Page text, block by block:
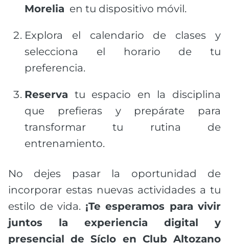
Morelia en tu dispositivo móvil.
Explora el calendario de clases y
selecciona el horario de tu
preferencia.
Reserva tu espacio en la disciplina
que prefieras y prepárate para
transformar tu rutina de
entrenamiento.
No dejes pasar la oportunidad de
incorporar estas nuevas actividades a tu
estilo de vida. ¡Te esperamos para vivir
juntos la experiencia digital y
presencial de Síclo en Club Altozano